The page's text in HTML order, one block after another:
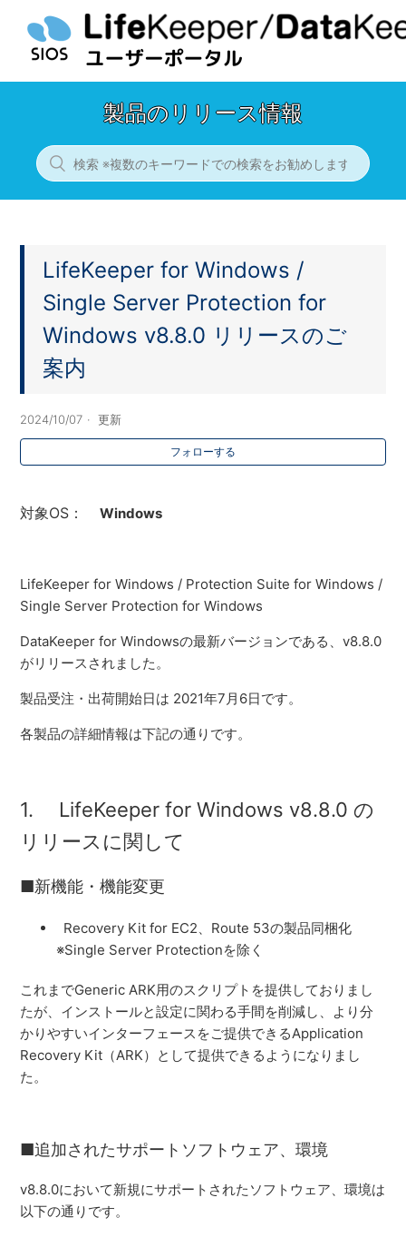
製品のリリース情報
LifeKeeper for Windows /
Single Server Protection for
Windows v8.8.0 リリースのご
案内
2024/10/07 更新
フォローする
対象OS： Windows
LifeKeeper for Windows / Protection Suite for Windows /
Single Server Protection for Windows
DataKeeper for Windowsの最新バージョンである、v8.8.0
がリリースされました。
製品受注・出荷開始日は 2021年7月6日です。
各製品の詳細情報は下記の通りです。
1. LifeKeeper for Windows v8.8.0 の
リリースに関して
■新機能・機能変更
Recovery Kit for EC2、Route 53の製品同梱化
※Single Server Protectionを除く
これまでGeneric ARK用のスクリプトを提供しておりまし
たが、インストールと設定に関わる手間を削減し、より分
かりやすいインターフェースをご提供できるApplication
Recovery Kit（ARK）として提供できるようになりまし
た。
■追加されたサポートソフトウェア、環境
v8.8.0において新規にサポートされたソフトウェア、環境は
以下の通りです。